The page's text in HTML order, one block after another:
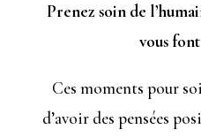
Prenez soin de
vous
Ces moments pour
d’avoir des pensées